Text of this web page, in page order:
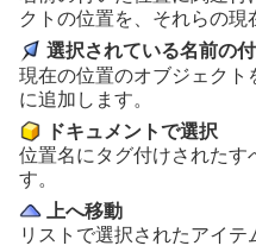
クトの位置を、それらの現
選択されている名前の
現在の位置のオブジェク
に追加します。
ドキュメントで選択
位置名にタグ付けされたす
す。
上へ移動
リストで選択されたアイテ